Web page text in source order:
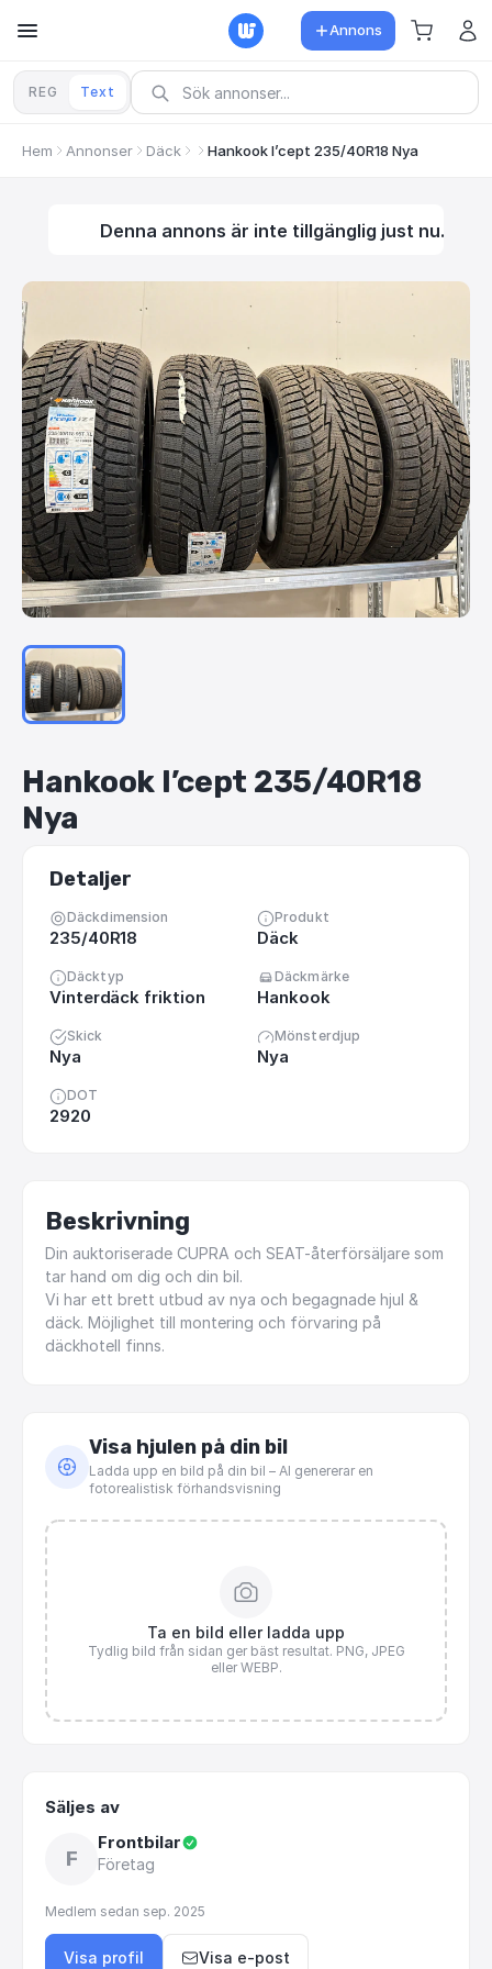
Annons
REG Text
Hem Annonser Däck Hankook I’cept 235/40R18 Nya
Denna annons är inte tillgänglig just nu.
Hankook I’cept 235​/​40R18
Nya
Detaljer
Däckdimension
235/40R18
Produkt
Däck
Däcktyp
Vinterdäck friktion
Däckmärke
Hankook
Skick
Nya
Mönsterdjup
Nya
DOT
2920
Beskrivning
Din auktoriserade CUPRA och SEAT-återförsäljare som
tar hand om dig och din bil.
Vi har ett brett utbud av nya och begagnade hjul &
däck. Möjlighet till montering och förvaring på
däckhotell finns.
Visa hjulen på din bil
Ladda upp en bild på din bil – AI genererar en
fotorealistisk förhandsvisning
Ta en bild eller ladda upp
Tydlig bild från sidan ger bäst resultat. PNG, JPEG
eller WEBP.
Säljes av
F
Frontbilar
Företag
Medlem sedan sep. 2025
Visa profil Visa e-post